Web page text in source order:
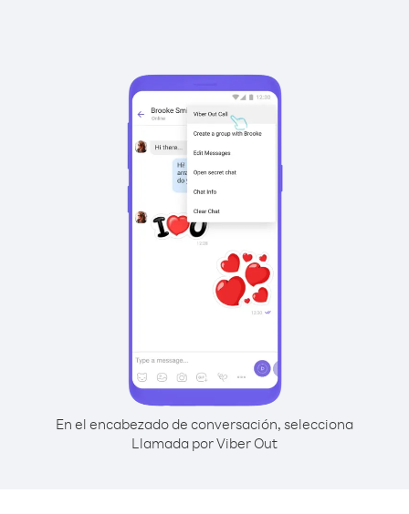
En el encabezado de conversación, selecciona
Llamada por Viber Out